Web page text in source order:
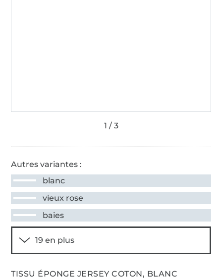
Autres variantes :
blanc
vieux rose
baies
TISSU ÉPONGE JERSEY COTON, BLANC